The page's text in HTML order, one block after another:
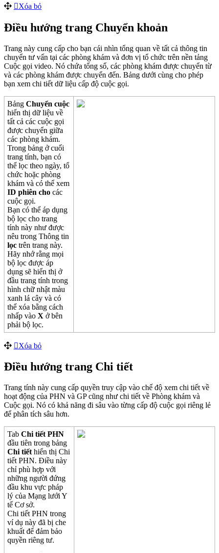
Xóa bỏ
Điều hướng trang Chuyển khoản
Trang này cung cấp cho bạn cái nhìn tổng quan về tất cả thông tin
chuyển tư vấn tại các phòng khám và đơn vị tổ chức trên nền tảng
Cuộc gọi video. Nó chứa tổng số, các phòng khám được chuyển từ
và các phòng khám được chuyển đến. Bảng dưới cùng cho phép
bạn xem chi tiết dữ liệu cấp độ cuộc gọi.
Bảng Chuyển cuộc
hiển thị dữ liệu về
tất cả các cuộc gọi
được chuyển giữa
các phòng khám.
Trong bảng ở cuối
trang tính, bạn có
thể lọc theo ngày, tổ
chức hoặc phòng
khám và có thể xem
ID phiên cho các
cuộc gọi.
Bạn có thể áp dụng
bộ lọc cho trang
tính này như được
nêu trong Thông tin
lọc trên trang này.
Hãy nhớ rằng mọi
bộ lọc được áp
dụng sẽ hiển thị ở
đầu trang tính trong
hình chữ nhật màu
xanh lá cây và có
thể xóa bằng cách
nhấp vào X ở bên
phải bộ lọc.
Xóa bỏ
Điều hướng trang Chi tiết
Trang tính này cung cấp quyền truy cập vào chế độ xem chi tiết về
hoạt động của PHN và GP cũng như chi tiết về Phòng khám và
Cuộc gọi. Nó có khả năng đi sâu vào từng cấp độ cuộc gọi riêng lẻ
để phân tích sâu hơn.
Tab Chi tiết PHN
đầu tiên trong bảng
Chi tiết hiển thị Chi
tiết PHN. Điều này
chỉ phù hợp với
những người đứng
đầu khu vực pháp
lý của Mạng lưới Y
tế Cơ sở.
Chi tiết PHN trong
ví dụ này đã bị che
khuất để đảm bảo
quyền riêng tư.